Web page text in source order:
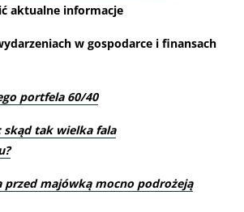
aktualne informacje
w gospodarce i finansach
portfela 60/40
skąd tak wielka fala
przed majówką mocno podrożeją